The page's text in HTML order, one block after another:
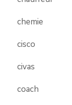
chemie
cisco
civas
coach